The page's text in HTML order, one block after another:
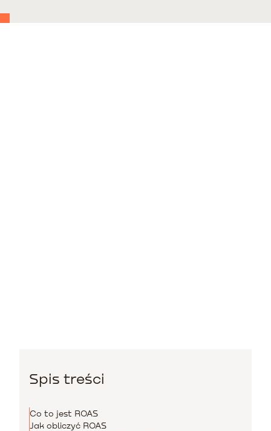
Spis treści
Co to jest ROAS
Jak obliczyć ROAS